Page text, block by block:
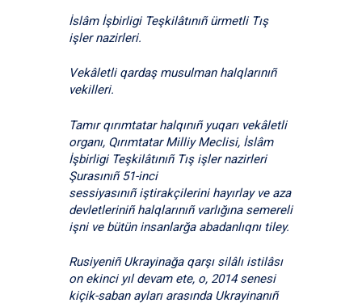
İslâm İşbirligi Teşkilâtınıñ ürmetli Tış
işler nazirleri.
Vekâletli qardaş musulman halqlarınıñ
vekilleri.
Tamır qırımtatar halqınıñ yuqarı vekâletli
organı, Qırımtatar Milliy Meclisi, İslâm
İşbirligi Teşkilâtınıñ Tış işler nazirleri
Şurasınıñ 51-inci
sessiyasınıñ iştirakçilerini hayırlay ve aza
devletleriniñ halqlarınıñ varlığına semereli
işni ve bütün insanlarğa abadanlıqnı tiley.
Rusiyeniñ Ukrayinağa qarşı silâlı istilâsı
on ekinci yıl devam ete, o, 2014 senesi
kiçik-saban ayları arasında Ukrayinanıñ